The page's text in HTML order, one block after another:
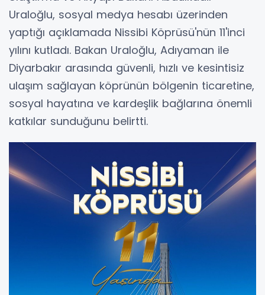
Uraloğlu, sosyal medya hesabı üzerinden
yaptığı açıklamada Nissibi Köprüsü'nün 11'inci
yılını kutladı. Bakan Uraloğlu, Adıyaman ile
Diyarbakır arasında güvenli, hızlı ve kesintisiz
ulaşım sağlayan köprünün bölgenin ticaretine,
sosyal hayatına ve kardeşlik bağlarına önemli
katkılar sunduğunu belirtti.